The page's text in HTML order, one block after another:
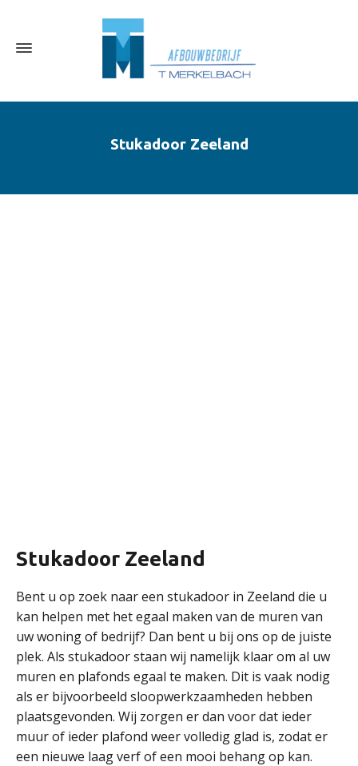
Stukadoor Zeeland
Stukadoor Zeeland
Bent u op zoek naar een stukadoor in Zeeland die u
kan helpen met het egaal maken van de muren van
uw woning of bedrijf? Dan bent u bij ons op de juiste
plek. Als stukadoor staan wij namelijk klaar om al uw
muren en plafonds egaal te maken. Dit is vaak nodig
als er bijvoorbeeld sloopwerkzaamheden hebben
plaatsgevonden. Wij zorgen er dan voor dat ieder
muur of ieder plafond weer volledig glad is, zodat er
een nieuwe laag verf of een mooi behang op kan.